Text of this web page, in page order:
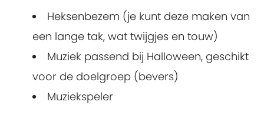
Heksenbezem (je kunt deze maken van
een lange tak, wat twijgjes en touw)
Muziek passend bij Halloween, geschikt
voor de doelgroep (bevers)
Muziekspeler